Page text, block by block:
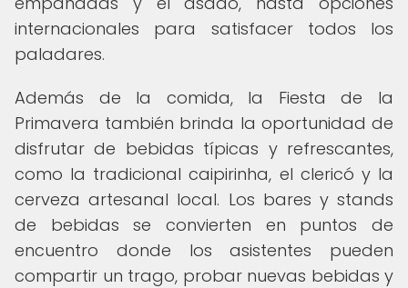
internacionales para satisfacer todos los
paladares.
Además de la comida, la Fiesta de la
Primavera también brinda la oportunidad de
disfrutar de bebidas típicas y refrescantes,
como la tradicional caipirinha, el clericó y la
cerveza artesanal local. Los bares y stands
de bebidas se convierten en puntos de
encuentro donde los asistentes pueden
compartir un trago, probar nuevas bebidas y